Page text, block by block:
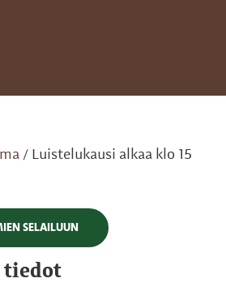
/ Luistelukausi alkaa klo 15
SELAILUUN
tiedot